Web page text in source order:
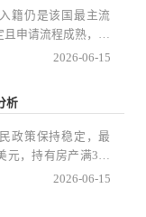
求与资金规则已趋
的合规性仍是申请
籍仍是该国最主流
且申请流程成熟，核
于40万美元的房产
以下子女可随同获
同时，土耳其租赁市
同城市、物业类型
，投资者需结合成
维度因素，理性规
2026-06-15
析
政策保持稳定，最
元，持有房产满3年
留了最低50万美元
前土耳其房地产市
2026-06-15